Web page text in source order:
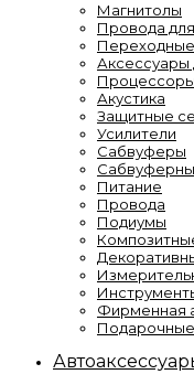
Магнитолы
Провода
Аксессуары
Процессоры
Акустика
Защитные
Усилители
Сабвуферы
Питание
Провода
Подиумы
Фирменная